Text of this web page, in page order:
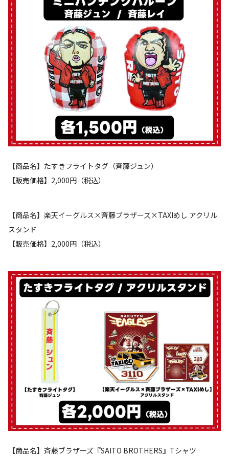
【商品名】たすきフライトタグ（斉藤ジュン）
【販売価格】2,000円（税込）
【商品名】楽天イーグルス×斉藤ブラザーズ×TAXIめし アクリル
スタンド
【販売価格】2,000円（税込）
【商品名】斉藤ブラザーズ『SAITO BROTHERS』Tシャツ